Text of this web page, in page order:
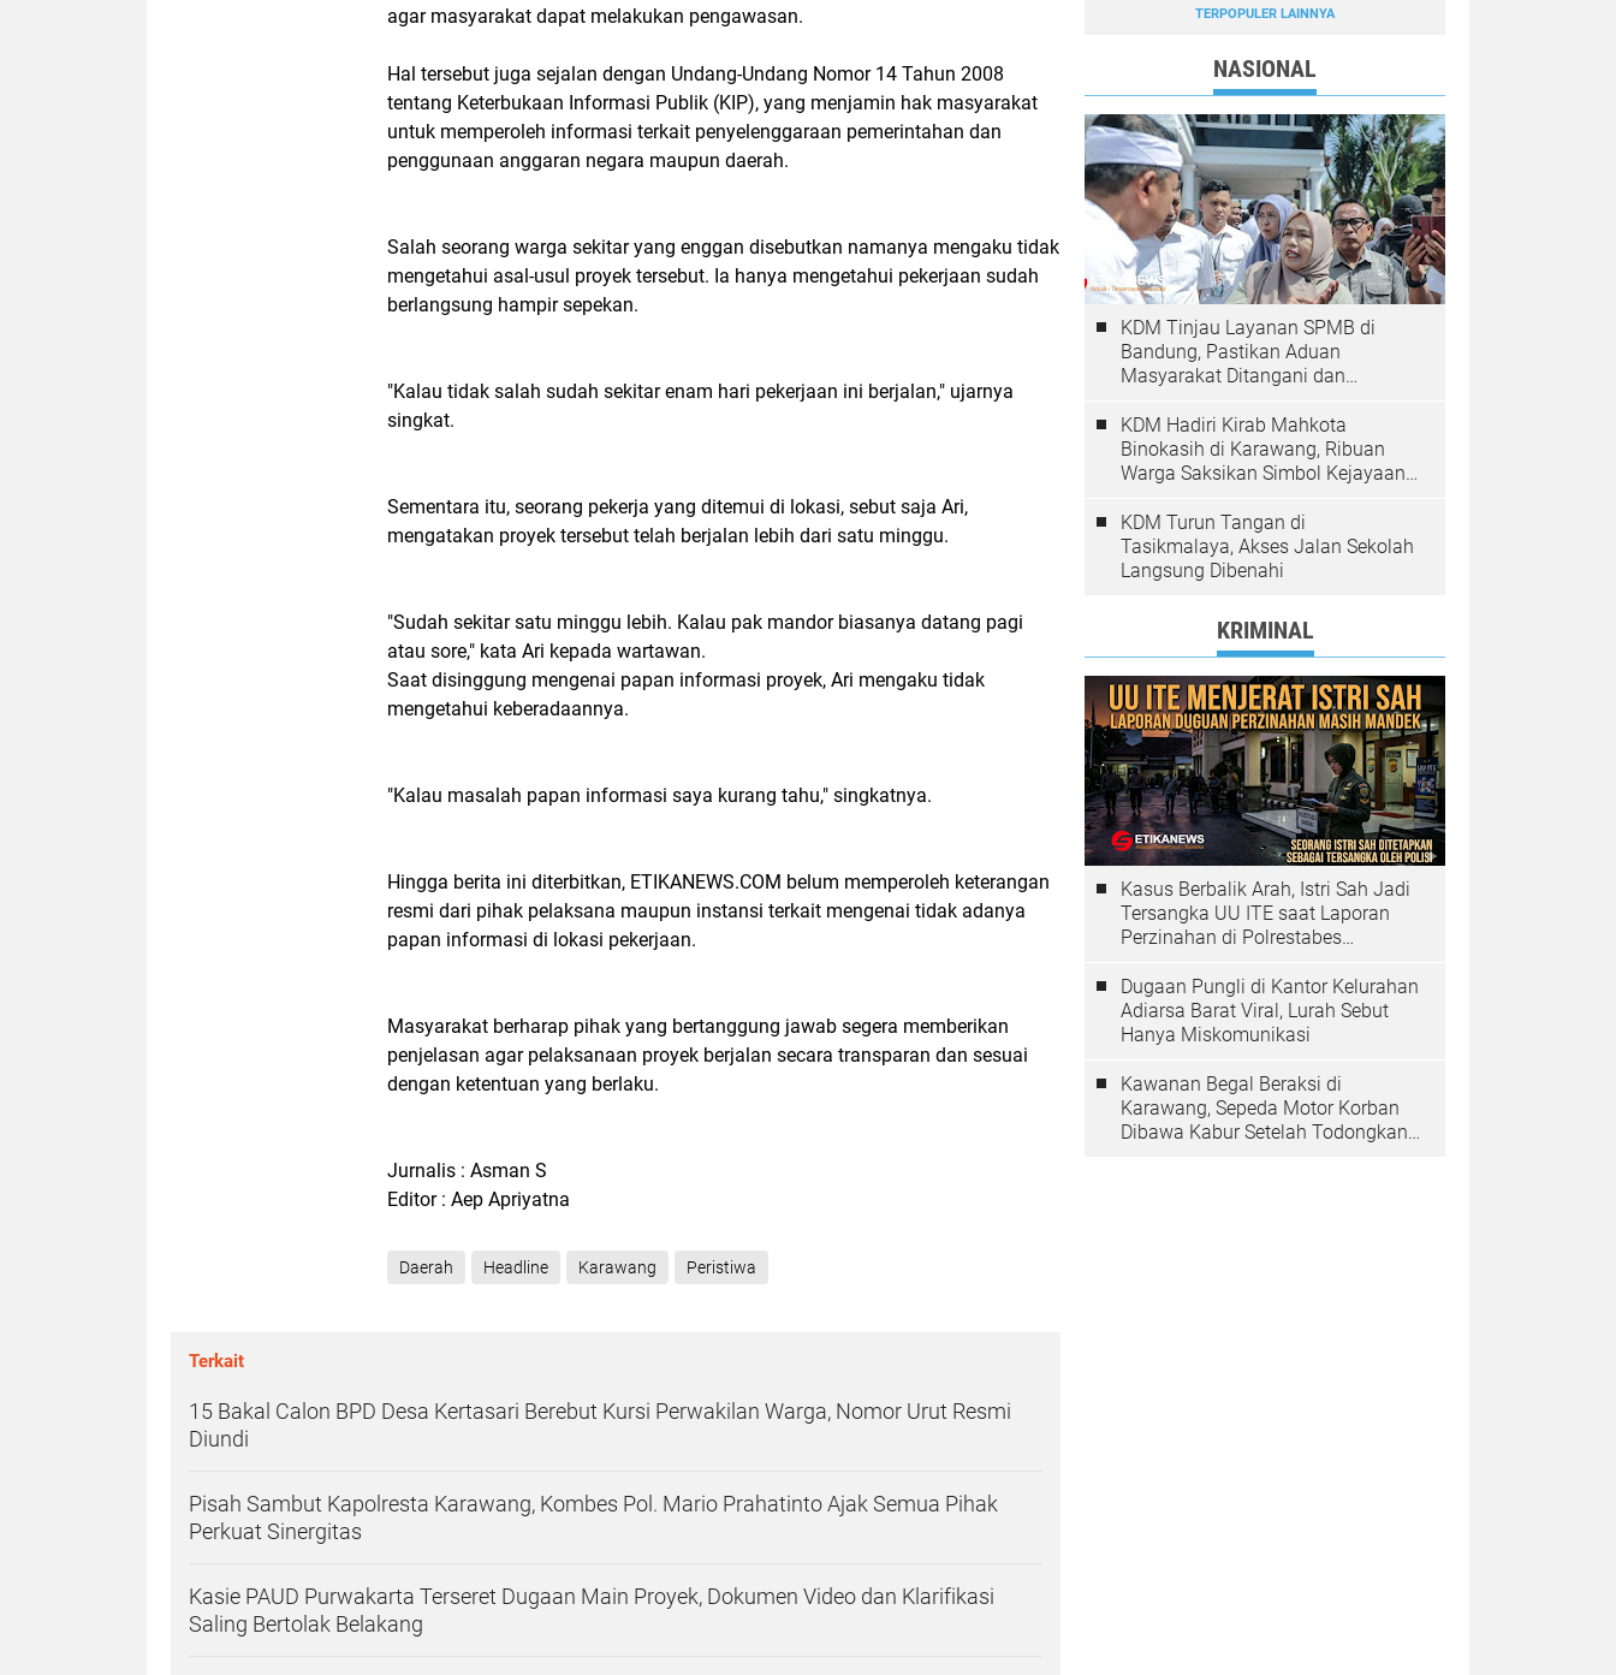
agar masyarakat dapat melakukan pengawasan.
Hal tersebut juga sejalan dengan Undang-Undang Nomor 14 Tahun 2008
tentang Keterbukaan Informasi Publik (KIP), yang menjamin hak masyarakat
untuk memperoleh informasi terkait penyelenggaraan pemerintahan dan
penggunaan anggaran negara maupun daerah.
Salah seorang warga sekitar yang enggan disebutkan namanya mengaku tidak
mengetahui asal-usul proyek tersebut. Ia hanya mengetahui pekerjaan sudah
berlangsung hampir sepekan.
"Kalau tidak salah sudah sekitar enam hari pekerjaan ini berjalan," ujarnya
singkat.
Sementara itu, seorang pekerja yang ditemui di lokasi, sebut saja Ari,
mengatakan proyek tersebut telah berjalan lebih dari satu minggu.
"Sudah sekitar satu minggu lebih. Kalau pak mandor biasanya datang pagi
atau sore," kata Ari kepada wartawan.
Saat disinggung mengenai papan informasi proyek, Ari mengaku tidak
mengetahui keberadaannya.
"Kalau masalah papan informasi saya kurang tahu," singkatnya.
Hingga berita ini diterbitkan, ETIKANEWS.COM belum memperoleh keterangan
resmi dari pihak pelaksana maupun instansi terkait mengenai tidak adanya
papan informasi di lokasi pekerjaan.
Masyarakat berharap pihak yang bertanggung jawab segera memberikan
penjelasan agar pelaksanaan proyek berjalan secara transparan dan sesuai
dengan ketentuan yang berlaku.
Jurnalis : Asman S
Editor : Aep Apriyatna
Daerah Headline Karawang Peristiwa
Terkait
15 Bakal Calon BPD Desa Kertasari Berebut Kursi Perwakilan Warga, Nomor Urut Resmi
Diundi
Pisah Sambut Kapolresta Karawang, Kombes Pol. Mario Prahatinto Ajak Semua Pihak
Perkuat Sinergitas
Kasie PAUD Purwakarta Terseret Dugaan Main Proyek, Dokumen Video dan Klarifikasi
Saling Bertolak Belakang
TERPOPULER LAINNYA
NASIONAL
KDM Tinjau Layanan SPMB di
Bandung, Pastikan Aduan
Masyarakat Ditangani dan
KDM Hadiri Kirab Mahkota
Binokasih di Karawang, Ribuan
Warga Saksikan Simbol Kejayaan
KDM Turun Tangan di
Tasikmalaya, Akses Jalan Sekolah
Langsung Dibenahi
KRIMINAL
Kasus Berbalik Arah, Istri Sah Jadi
Tersangka UU ITE saat Laporan
Perzinahan di Polrestabes
Dugaan Pungli di Kantor Kelurahan
Adiarsa Barat Viral, Lurah Sebut
Hanya Miskomunikasi
Kawanan Begal Beraksi di
Karawang, Sepeda Motor Korban
Dibawa Kabur Setelah Todongkan